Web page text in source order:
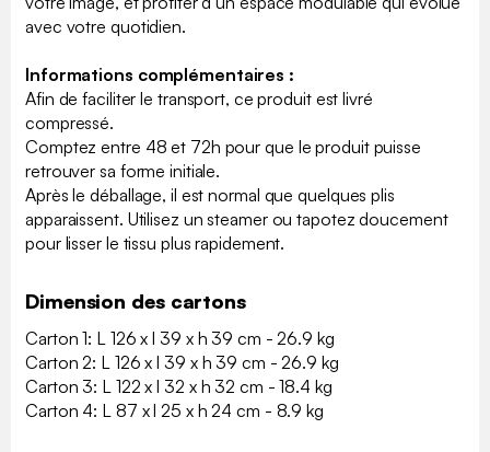
avec votre quotidien.
Informations complémentaires :
Afin de faciliter le transport, ce produit est livré
compressé.
Comptez entre 48 et 72h pour que le produit puisse
retrouver sa forme initiale.
Après le déballage, il est normal que quelques plis
apparaissent. Utilisez un steamer ou tapotez doucement
pour lisser le tissu plus rapidement.
Dimension des cartons
Carton 1: L 126 x l 39 x h 39 cm - 26.9 kg
Carton 2: L 126 x l 39 x h 39 cm - 26.9 kg
Carton 3: L 122 x l 32 x h 32 cm - 18.4 kg
Carton 4: L 87 x l 25 x h 24 cm - 8.9 kg